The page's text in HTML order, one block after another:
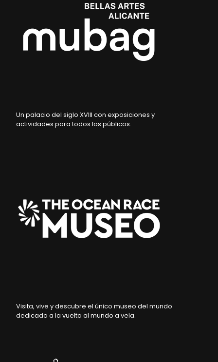
Un palacio del siglo XVIII con exposiciones y
actividades para todos los públicos.
Visita, vive y descubre el único museo del mundo
dedicado a la vuelta al mundo a vela.